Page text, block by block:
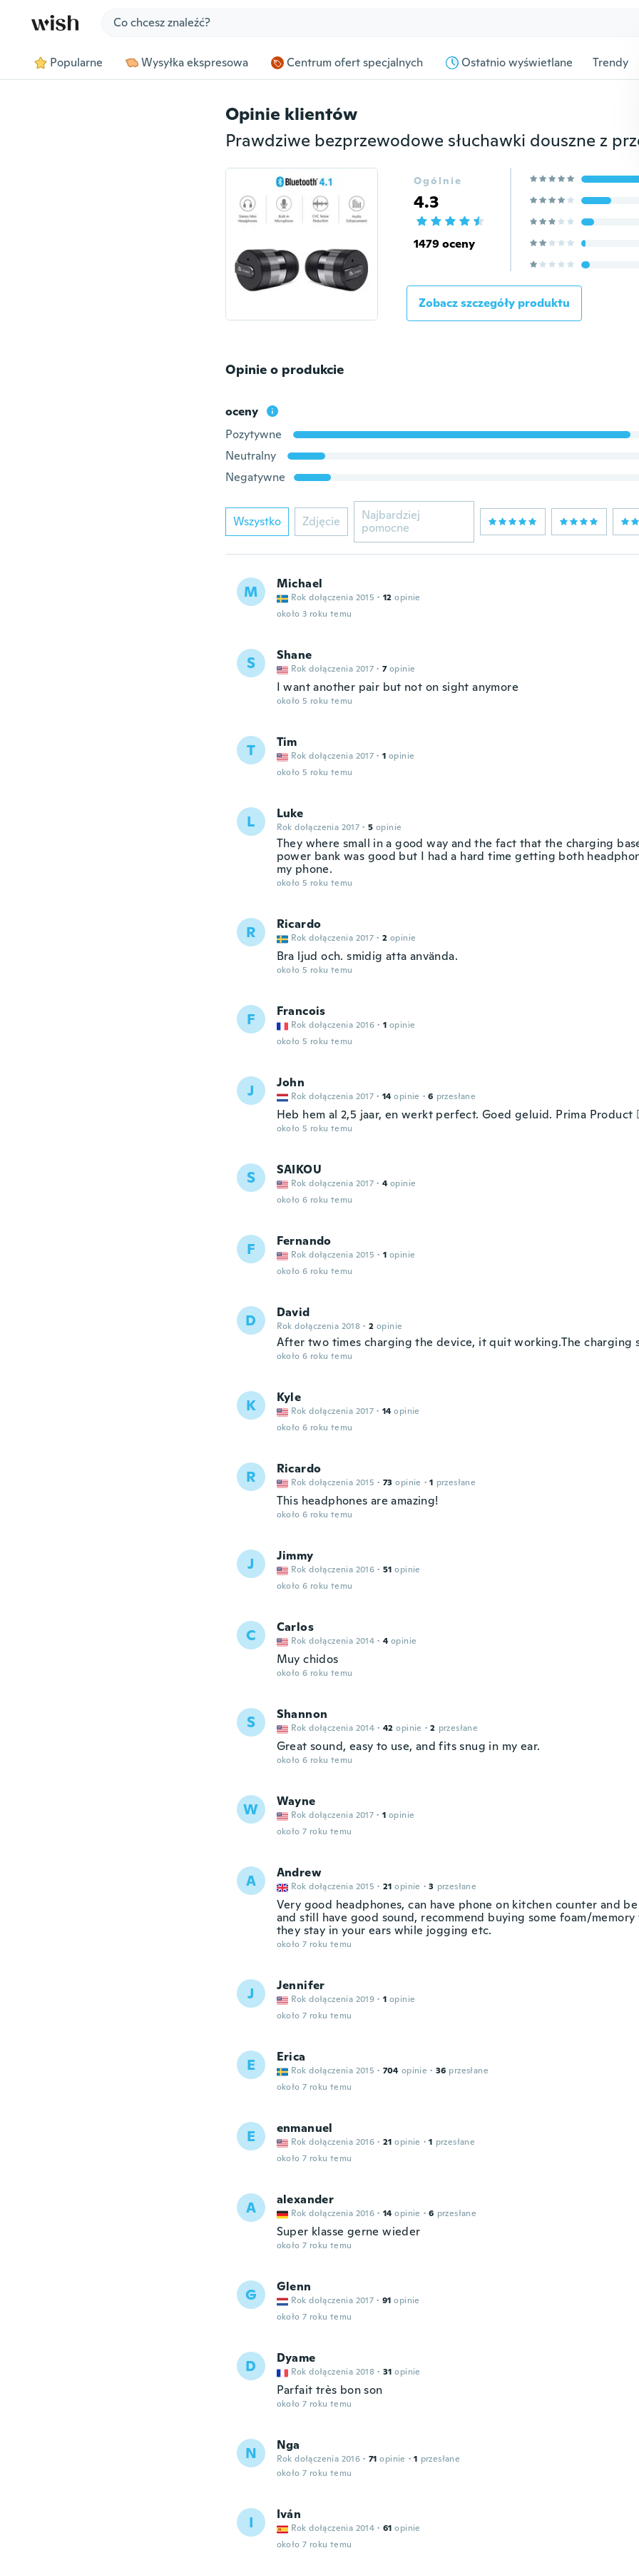
Popularne Wysyłka ekspresowa Centrum ofert specjalnych Ostatnio wyświetlane Trendy
Opinie klientów
Ogólnie
4.3
1479 oceny
Zobacz szczegóły produktu
Opinie o produkcie
oceny
Pozytywne
Neutralny
Negatywne
Wszystko Zdjęcie
Najbardziej
pomocne
M Michael
Rok dołączenia 2015 · 12 opinie
około 3 roku temu
S Shane
Rok dołączenia 2017 · 7 opinie
I want another pair but not on sight anymore
około 5 roku temu
T Tim
Rok dołączenia 2017 · 1 opinie
około 5 roku temu
L Luke
Rok dołączenia 2017 · 5 opinie
They where small in a good way and the fact that the charging
power bank was good but I had a hard time getting both
my phone.
około 5 roku temu
R Ricardo
Rok dołączenia 2017 · 2 opinie
Bra ljud och. smidig atta använda.
około 5 roku temu
F Francois
Rok dołączenia 2016 · 1 opinie
około 5 roku temu
J John
Rok dołączenia 2017 · 14 opinie · 6 przesłane
Heb hem al 2,5 jaar, en werkt perfect. Goed geluid. Prima Product
około 5 roku temu
S SAIKOU
Rok dołączenia 2017 · 4 opinie
około 6 roku temu
F Fernando
Rok dołączenia 2015 · 1 opinie
około 6 roku temu
D David
Rok dołączenia 2018 · 2 opinie
After two times charging the device, it quit working.The charging
około 6 roku temu
K Kyle
Rok dołączenia 2017 · 14 opinie
około 6 roku temu
R Ricardo
Rok dołączenia 2015 · 73 opinie · 1 przesłane
This headphones are amazing!
około 6 roku temu
J Jimmy
Rok dołączenia 2016 · 51 opinie
około 6 roku temu
C Carlos
Rok dołączenia 2014 · 4 opinie
Muy chidos
około 6 roku temu
S Shannon
Rok dołączenia 2014 · 42 opinie · 2 przesłane
Great sound, easy to use, and fits snug in my ear.
około 6 roku temu
W Wayne
Rok dołączenia 2017 · 1 opinie
około 7 roku temu
A Andrew
Rok dołączenia 2015 · 21 opinie · 3 przesłane
Very good headphones, can have phone on kitchen counter and
and still have good sound, recommend buying some foam/memory
they stay in your ears while jogging etc.
około 7 roku temu
J Jennifer
Rok dołączenia 2019 · 1 opinie
około 7 roku temu
E Erica
Rok dołączenia 2015 · 704 opinie · 36 przesłane
około 7 roku temu
E enmanuel
Rok dołączenia 2016 · 21 opinie · 1 przesłane
około 7 roku temu
A alexander
Rok dołączenia 2016 · 14 opinie · 6 przesłane
Super klasse gerne wieder
około 7 roku temu
G Glenn
Rok dołączenia 2017 · 91 opinie
około 7 roku temu
D Dyame
Rok dołączenia 2018 · 31 opinie
Parfait très bon son
około 7 roku temu
N Nga
Rok dołączenia 2016 · 71 opinie · 1 przesłane
około 7 roku temu
I Iván
Rok dołączenia 2014 · 61 opinie
około 7 roku temu